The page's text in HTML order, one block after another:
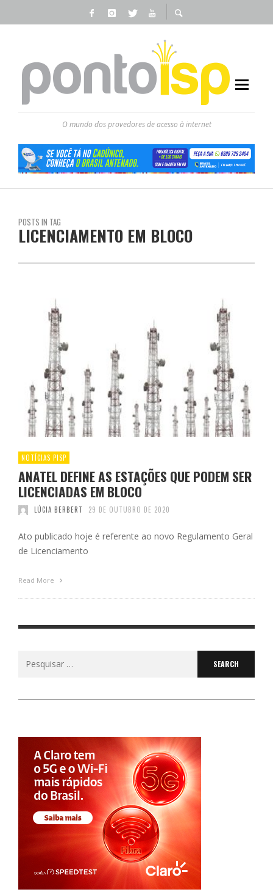
O mundo dos provedores de acesso à internet
POSTS IN TAG
LICENCIAMENTO EM BLOCO
NOTÍCIAS PISP
ANATEL DEFINE AS ESTAÇÕES QUE PODEM SER
LICENCIADAS EM BLOCO
LÚCIA BERBERT 29 DE OUTUBRO DE 2020
Ato publicado hoje é referente ao novo Regulamento Geral
de Licenciamento
Read More